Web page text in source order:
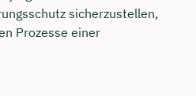
sicherzustellen,
Prozesse einer